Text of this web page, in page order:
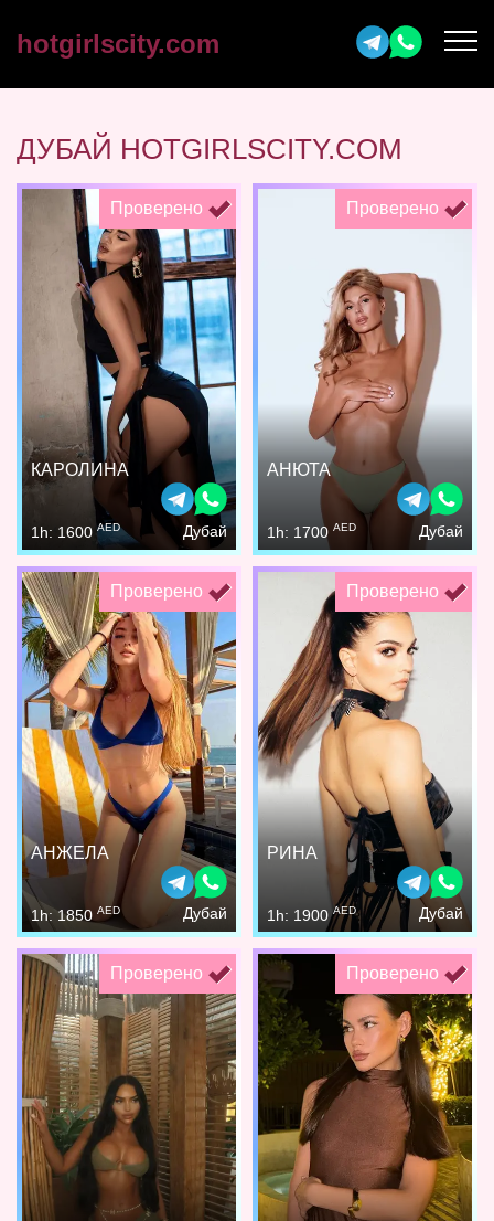
hotgirlscity.com
ДУБАЙ HOTGIRLSCITY.COM
Проверено
КАРОЛИНА
1h: 1600 AED Дубай
Проверено
АНЮТА
1h: 1700 AED Дубай
Проверено
АНЖЕЛА
1h: 1850 AED Дубай
Проверено
РИНА
1h: 1900AED Дубай
Проверено Проверено